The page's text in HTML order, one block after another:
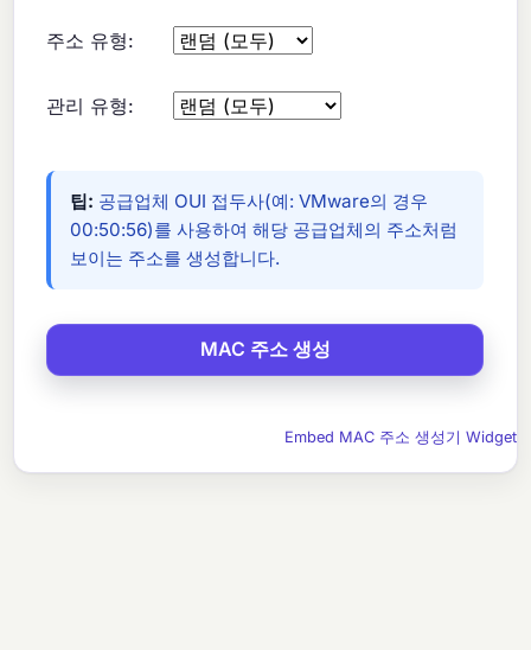
주소 유형:
관리 유형:
팁: 공급업체 OUI 접두사(예: VMware의 경우
00:50:56)를 사용하여 해당 공급업체의 주소처럼
보이는 주소를 생성합니다.
Embed MAC 주소 생성기 Widget